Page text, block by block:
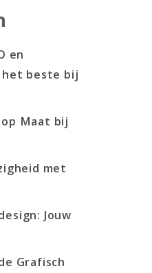
en
het beste bij
Maat bij
met
Jouw
Grafisch